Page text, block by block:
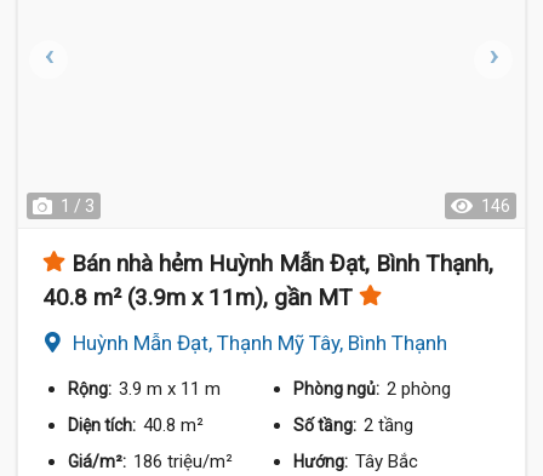
1 / 3 146
Bán nhà hẻm Huỳnh Mẫn Đạt, Bình Thạnh,
40.8 m² (3.9m x 11m), gần MT
Huỳnh Mẫn Đạt, Thạnh Mỹ Tây, Bình Thạnh
Rộng: 3.9 m x 11 m Phòng ngủ: 2 phòng
Diện tích: 40.8 m² Số tầng: 2 tầng
Giá/m²: 186 triệu/m² Hướng: Tây Bắc